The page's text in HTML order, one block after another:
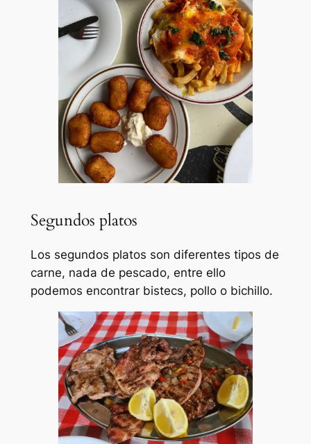
Segundos platos
Los segundos platos son diferentes tipos de
carne, nada de pescado, entre ello
podemos encontrar bistecs, pollo o bichillo.